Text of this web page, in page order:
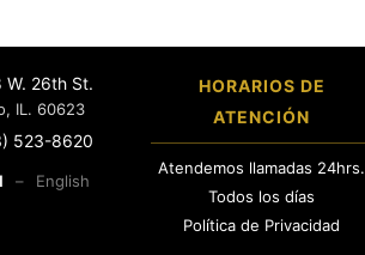
W. 26th St.
IL. 60623
523-8620
– English
HORARIOS DE
ATENCIÓN
Atendemos llamadas 24hrs.
Todos los días
Política de Privacidad